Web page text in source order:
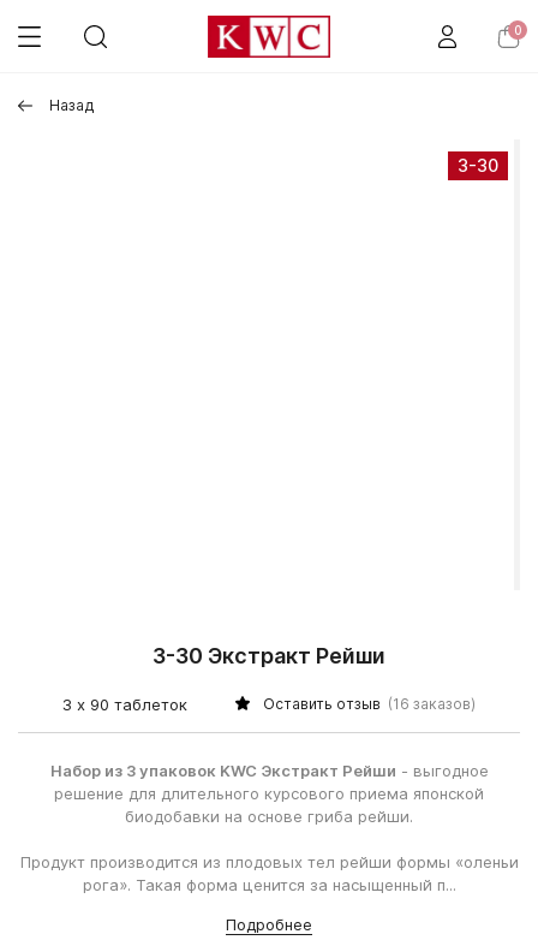
0
Назад
3-30
3-30 Экстракт Рейши
3 х 90 таблеток Оставить отзыв (16 заказов)
Набор из 3 упаковок KWC Экстракт Рейши - выгодное
решение для длительного курсового приема японской
биодобавки на основе гриба рейши.
Продукт производится из плодовых тел рейши формы «оленьи
рога». Такая форма ценится за насыщенный п...
Подробнее